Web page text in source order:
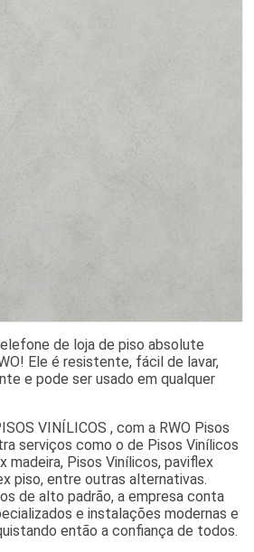
de loja de piso absolute
Ele é resistente, fácil de lavar,
e pode ser usado em qualquer
VINÍLICOS , com a RWO Pisos
serviços como o de Pisos Vinílicos
madeira, Pisos Vinílicos, paviflex
piso, entre outras alternativas.
de alto padrão, a empresa conta
e instalações modernas e
então a confiança de todos.